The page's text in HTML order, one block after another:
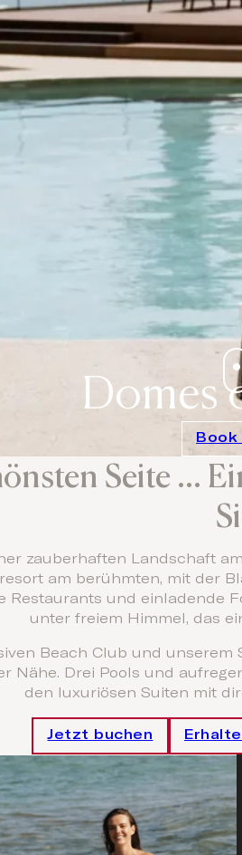
Domes
Book
Seite ...
zauberhaften Landschaft
am berühmten, mit der
Restaurants und einladende
unter freiem Himmel, das
Beach Club und
Nähe. Drei Pools und
den luxuriösen Suiten mit
Jetzt buchen